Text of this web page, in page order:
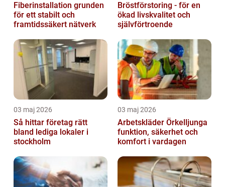
Fiberinstallation grunden
för ett stabilt och
framtidssäkert nätverk
Bröstförstoring - för en
ökad livskvalitet och
självförtroende
03 maj 2026
Så hittar företag rätt
bland lediga lokaler i
stockholm
03 maj 2026
Arbetskläder Örkelljunga
funktion, säkerhet och
komfort i vardagen